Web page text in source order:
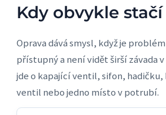
Kdy obvykle
Oprava dává smysl, když je
přístupný a není vidět širší závada
jde o kapající ventil, sifon,
ventil nebo jedno místo v potrubí.